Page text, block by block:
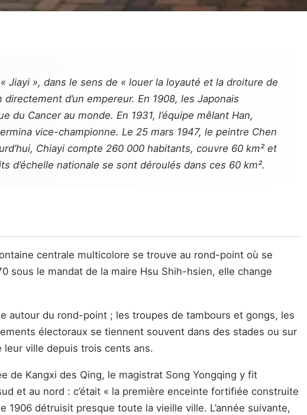
Jiayi », dans le sens de « louer la loyauté et la droiture de
d’un empereur. En 1908, les Japonais
Cancer au monde. En 1931, l’équipe mêlant Han,
vice-championne. Le 25 mars 1947, le peintre Chen
Chiayi compte 260 000 habitants, couvre 60 km² et
d’échelle nationale se sont déroulés dans ces 60 km².
centrale multicolore se trouve au rond-point où se
sous le mandat de la maire Hsu Shih-hsien, elle change
autour du rond-point ; les troupes de tambours et gongs, les
électoraux se tiennent souvent dans des stades ou sur
ville depuis trois cents ans.
de Kangxi des Qing, le magistrat Song Yongqing y fit
et au nord : c’était « la première enceinte fortifiée construite
1906 détruisit presque toute la vieille ville. L’année suivante,